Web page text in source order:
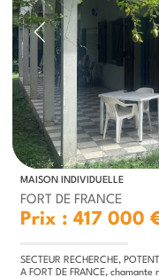
MAISON INDIVIDUELLE
FORT DE FRANCE
Prix : 417 000
A FORT DE FRANCE, chamante maison de plain-